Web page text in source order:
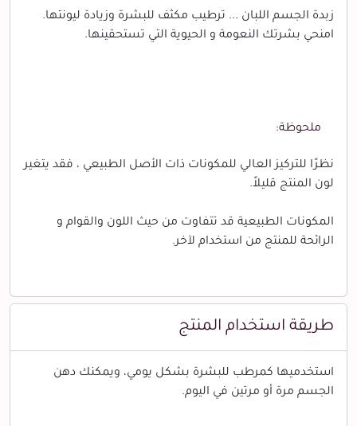
زبدة الجسم اللبان ... ترطيب مكثف للبشرة وزيادة ليونتها.
امنحي بشرتك النعومة و الحيوية التي تستحقينها.
ملحوظة:
نظرًا للتركيز العالي للمكونات ذات الأصل الطبيعي ، فقد يتغير
لون المنتج قليلاً.
المكونات الطبيعية قد تتفاوت من حيث اللون والقوام و
الرائحة للمنتج من استخدام لآخر.
طريقة استخدام المنتج
استخدميها كمرطب للبشرة بشكل يومي، ويمكنك دهن
الجسم مرة أو مرتين في اليوم.